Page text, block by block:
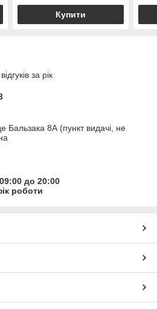
Купити
за рік
Бальзака 8А (пункт видачі, не
до 20:00
роботи